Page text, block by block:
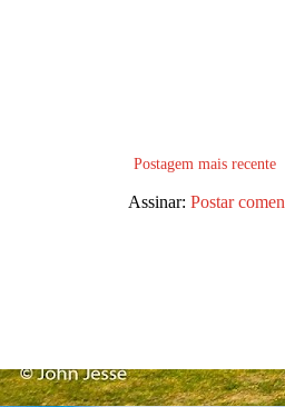
Postagem mais recente
Assinar: Postar